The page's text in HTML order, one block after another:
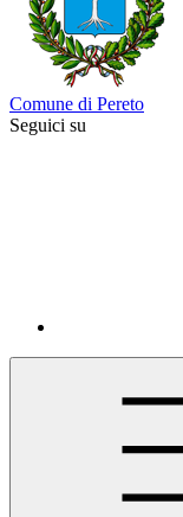
Comune di Pereto
Seguici su